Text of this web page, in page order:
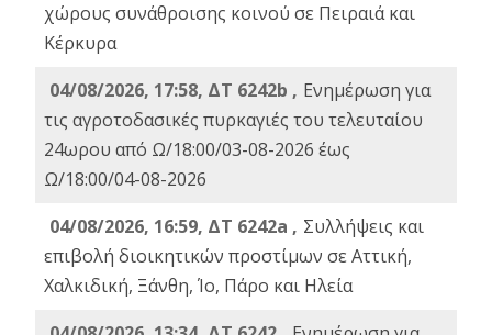
χώρους συνάθροισης κοινού σε Πειραιά και
Κέρκυρα
04/08/2026, 17:58, ΔΤ 6242b , Ενημέρωση για
τις αγροτοδασικές πυρκαγιές του τελευταίου
24ωρου από Ω/18:00/03-08-2026 έως
Ω/18:00/04-08-2026
04/08/2026, 16:59, ΔΤ 6242a , Συλλήψεις και
επιβολή διοικητικών προστίμων σε Αττική,
Χαλκιδική, Ξάνθη, Ίο, Πάρο και Ηλεία